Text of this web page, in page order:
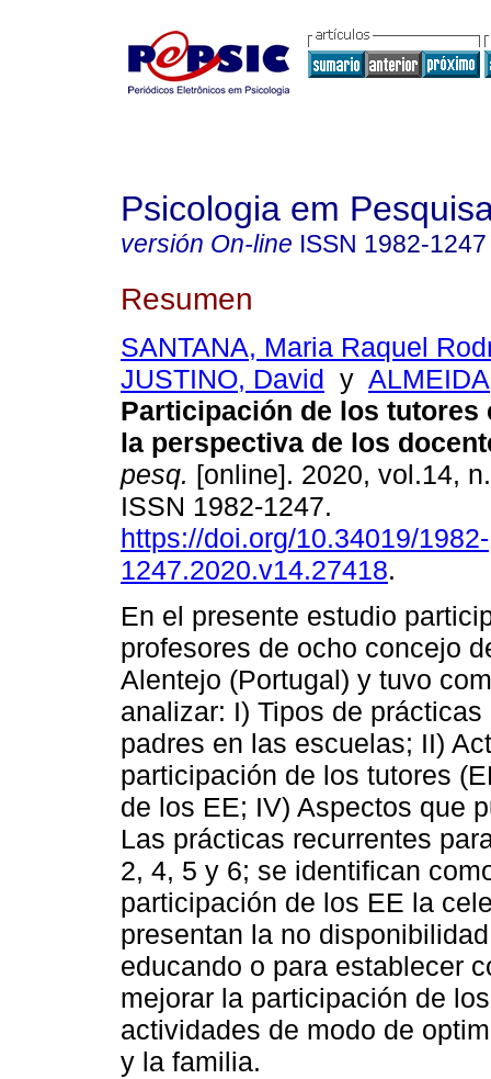
Psicologia em
versión On-line ISSN 1982-1247
Resumen
SANTANA, Maria Raquel
JUSTINO, David y
Participación de los tutores
la perspectiva de los
pesq. [online]. 2020, vol.14,
ISSN 1982-1247.
https://doi.org/10.34019/1982-
1247.2020.v14.27418.
En el presente estudio
profesores de ocho concejo
Alentejo (Portugal) y tuvo
analizar: I) Tipos de
padres en las escuelas; II)
participación de los tutores
de los EE; IV) Aspectos que
Las prácticas recurrentes
2, 4, 5 y 6; se identifican
participación de los EE la
presentan la no
educando o para establecer
mejorar la participación de
actividades de modo de
y la familia.